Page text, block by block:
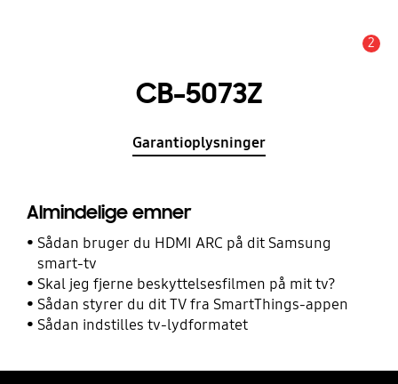
2
CB-5073Z
Garantioplysninger
Almindelige emner
Sådan bruger du HDMI ARC på dit Samsung
smart-tv
Skal jeg fjerne beskyttelsesfilmen på mit tv?
Sådan styrer du dit TV fra SmartThings-appen
Sådan indstilles tv-lydformatet